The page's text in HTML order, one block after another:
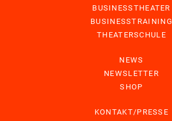
BUSINESSTHEATER
BUSINESSTRAINING
THEATERSCHULE
NEWS
NEWSLETTER
SHOP
KONTAKT/PRESSE